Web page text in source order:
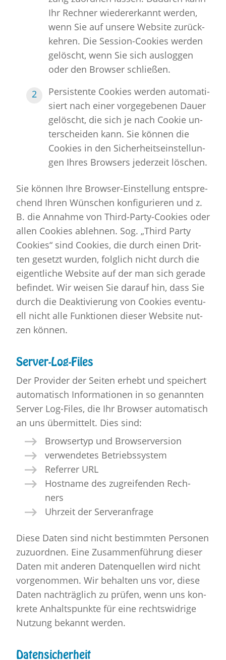
Ihr Rech­ner wie­der­er­kannt wer­den,
wenn Sie auf un­se­re Web­site zu­rück­
keh­ren. Die Ses­si­on-Coo­kies wer­den
ge­löscht, wenn Sie sich aus­log­gen
oder den Brow­ser schlie­ßen.
Per­sis­ten­te Coo­kies wer­den au­to­ma­ti­
siert nach einer vor­ge­ge­be­nen Dauer
ge­löscht, die sich je nach Coo­kie un­
ter­schei­den kann. Sie kön­nen die
Coo­kies in den Si­cher­heits­ein­stel­lun­
gen Ihres Brow­sers je­der­zeit lö­schen.
Sie kön­nen Ihre Brow­ser-Ein­stel­lung ent­spre­
chend Ihren Wün­schen kon­fi­gu­rie­ren und z.
B. die An­nah­me von Third-Par­ty-Coo­kies oder
allen Coo­kies ab­leh­nen. Sog. „Third Party
Coo­kies“ sind Coo­kies, die durch einen Drit­
ten ge­setzt wur­den, folg­lich nicht durch die
ei­gent­li­che Web­site auf der man sich ge­ra­de
be­fin­det. Wir wei­sen Sie dar­auf hin, dass Sie
durch die De­ak­ti­vie­rung von Coo­kies even­tu­
ell nicht alle Funk­tio­nen die­ser Web­site nut­
zen kön­nen.
Ser­ver-Log-Files
Der Pro­vi­der der Sei­ten er­hebt und spei­chert
au­to­ma­tisch In­for­ma­tio­nen in so ge­nann­ten
Ser­ver Log-Files, die Ihr Brow­ser au­to­ma­tisch
an uns über­mit­telt. Dies sind:
Brow­ser­typ und Brow­ser­ver­si­on
ver­wen­de­tes Be­triebs­sys­tem
Re­fer­rer URL
Host­na­me des zu­grei­fen­den Rech­
ners
Uhr­zeit der Ser­ver­an­fra­ge
Diese Daten sind nicht be­stimm­ten Per­so­nen
zu­zu­ord­nen. Eine Zu­sam­men­füh­rung die­ser
Daten mit an­de­ren Da­ten­quel­len wird nicht
vor­ge­nom­men. Wir be­hal­ten uns vor, diese
Daten nach­träg­lich zu prü­fen, wenn uns kon­
kre­te An­halts­punk­te für eine rechts­wid­ri­ge
Nut­zung be­kannt wer­den.
Da­ten­si­cher­heit